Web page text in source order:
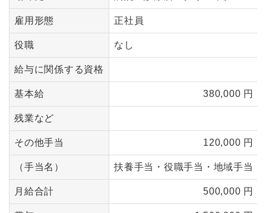
雇用形態 正社員
役職 なし
給与に関係する資格
基本給 380,000 円
残業など
その他手当 120,000 円
（手当名） 扶養手当・役職手当・地域手当
月給合計 500,000 円